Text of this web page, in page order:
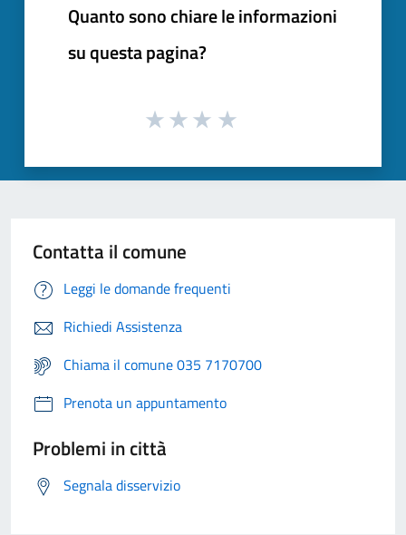
Quanto sono chiare le informazioni
su questa pagina?
Contatta il comune
Leggi le domande frequenti
Richiedi Assistenza
Chiama il comune 035 7170700
Prenota un appuntamento
Problemi in città
Segnala disservizio